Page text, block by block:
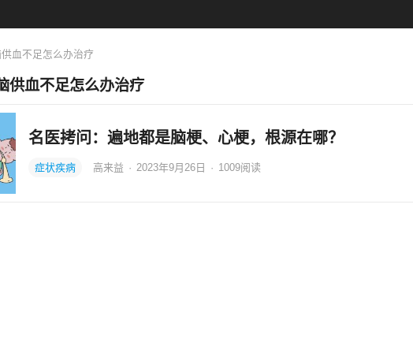
血不足怎么办治疗
供血不足怎么办治疗
名医拷问：遍地都是脑梗、心梗，根源在哪？
症状疾病 高来益 · 2023年9月26日 · 1009阅读